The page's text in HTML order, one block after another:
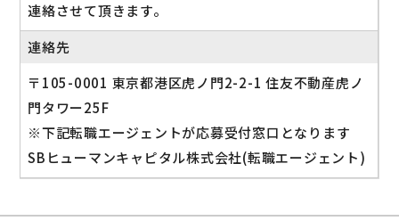
連絡させて頂きます。
連絡先
〒105-0001 東京都港区虎ノ門2-2-1 住友不動産虎ノ
門タワー25F
※下記転職エージェントが応募受付窓口となります
SBヒューマンキャピタル株式会社(転職エージェント)